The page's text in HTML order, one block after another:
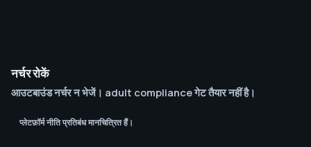
नर्चर रोकें
आउटबाउंड नर्चर न भेजें। adult compliance गेट तैयार नहीं है।
प्लेटफ़ॉर्म नीति प्रतिबंध मानचित्रित हैं।